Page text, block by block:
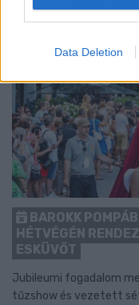
Data Deletion
BAROKK
HÉTVÉGÉN
ESKÜVŐT
Jubileumi fogadalom
tűzshow és vezetett